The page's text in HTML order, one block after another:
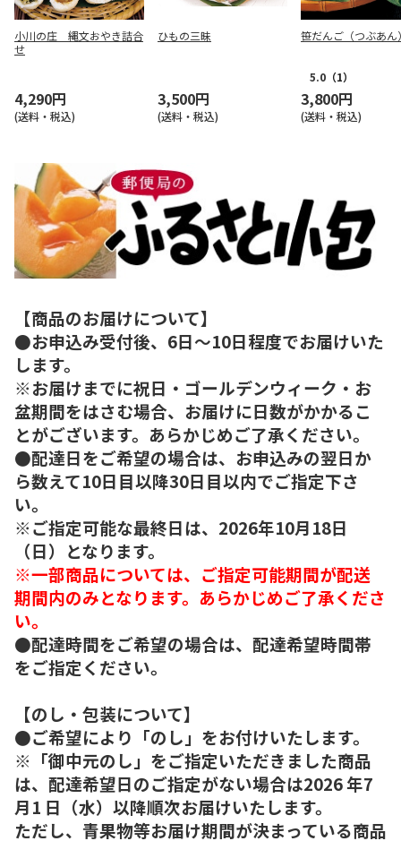
小川の庄 縄文おやき詰合
せ
4,290円
(送料・税込)
ひもの三昧
3,500円
(送料・税込)
笹だんご（つぶあん
5.0 （1）
3,800円
(送料・税込)
【商品のお届けについて】
●お申込み受付後、6日～10日程度でお届けいた
します。
※お届けまでに祝日・ゴールデンウィーク・お
盆期間をはさむ場合、お届けに日数がかかるこ
とがございます。あらかじめご了承ください。
●配達日をご希望の場合は、お申込みの翌日か
ら数えて10日目以降30日目以内でご指定下さ
い。
※ご指定可能な最終日は、2026年10月18日
（日）となります。
※一部商品については、ご指定可能期間が配送
期間内のみとなります。あらかじめご了承くださ
い。
●配達時間をご希望の場合は、配達希望時間帯
をご指定ください。
【のし・包装について】
●ご希望により「のし」をお付けいたします。
※「御中元のし」をご指定いただきました商品
は、配達希望日のご指定がない場合は2026 年7
月1 日（水）以降順次お届けいたします。
ただし、青果物等お届け期間が決まっている商品